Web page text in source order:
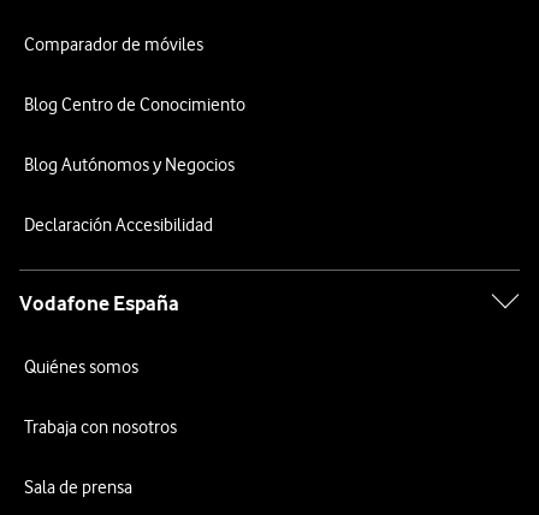
Comparador de móviles
Blog Centro de Conocimiento
Blog Autónomos y Negocios
Declaración Accesibilidad
Vodafone España
Quiénes somos
Trabaja con nosotros
Sala de prensa